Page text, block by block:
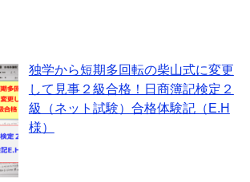
独学から短期多回転の柴山式に変更
して見事２級合格！日商簿記検定２
級（ネット試験）合格体験記（E.H
様）